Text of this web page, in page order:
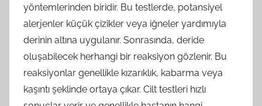
yöntemlerinden biridir. Bu testlerde, potansiyel
alerjenler küçük çizikler veya iğneler yardımıyla
derinin altına uygulanır. Sonrasında, deride
oluşabilecek herhangi bir reaksiyon gözlenir. Bu
reaksiyonlar genellikle kızarıklık, kabarma veya
kaşıntı şeklinde ortaya çıkar. Cilt testleri hızlı